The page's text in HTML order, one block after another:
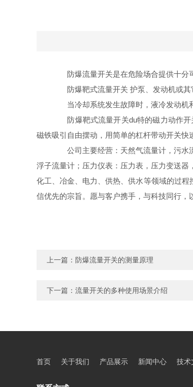
防爆流量开关是在危险场合提供十分可
防爆靶式流量开关 护泵、发动机或其
当冷却系统发生故障时，液冷发动机和
防爆靶式流量开关du特的磁力动作
磁铁吸引自由摆动，用简单的杠杆带动开关快
公司主要经营：天然气流量计，污水
浮子流量计；压力仪表：压力表，压力变送器
化工、冶金、电力、供热、供水等领域的过
信优先的宗旨。愿与客户携手，与科技同行，
上一篇： 防爆流量开关的测量原理
下一篇： 流量开关的多种使用场景介绍
首页 关于我们 产品展示 新闻中心 技术